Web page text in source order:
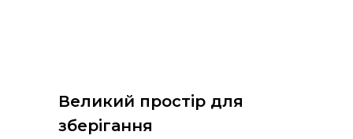
Великий простір для
зберігання